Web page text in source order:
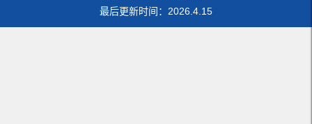
最后更新时间： 2026 4 15